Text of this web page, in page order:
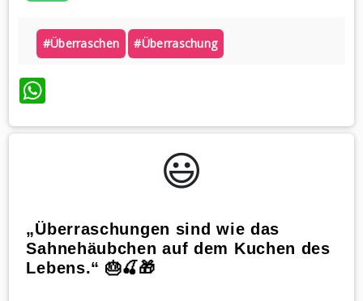
#überraschen #überraschung
WhatsApp
😃️
„Überraschungen sind wie das
Sahnehäubchen auf dem Kuchen des
Lebens.“ 🎂🍒🎁